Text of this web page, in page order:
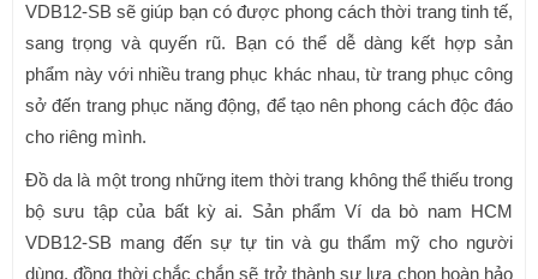
VDB12-SB sẽ giúp bạn có được phong cách thời trang tinh tế,
sang trọng và quyến rũ. Bạn có thể dễ dàng kết hợp sản
phẩm này với nhiều trang phục khác nhau, từ trang phục công
sở đến trang phục năng động, để tạo nên phong cách độc đáo
cho riêng mình.
Đồ da là một trong những item thời trang không thể thiếu trong
bộ sưu tập của bất kỳ ai. Sản phẩm Ví da bò nam HCM
VDB12-SB mang đến sự tự tin và gu thẩm mỹ cho người
dùng, đồng thời chắc chắn sẽ trở thành sự lựa chọn hoàn hảo